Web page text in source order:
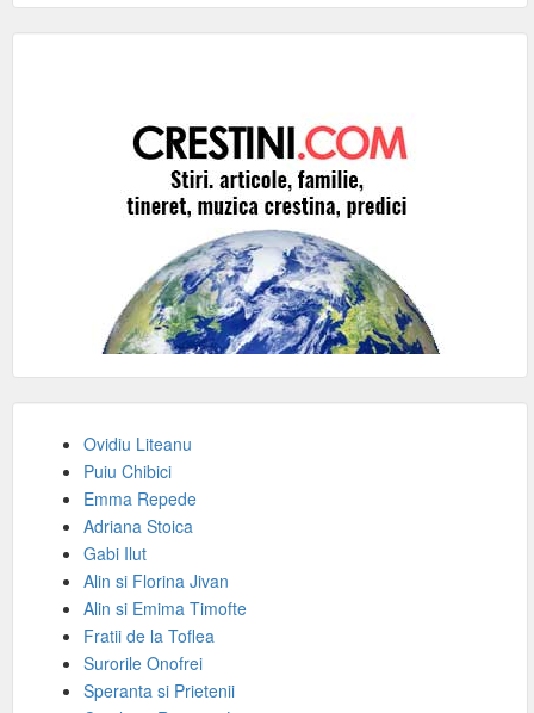
Ovidiu Liteanu
Puiu Chibici
Emma Repede
Adriana Stoica
Gabi Ilut
Alin si Florina Jivan
Alin si Emima Timofte
Fratii de la Toflea
Surorile Onofrei
Speranta si Prietenii